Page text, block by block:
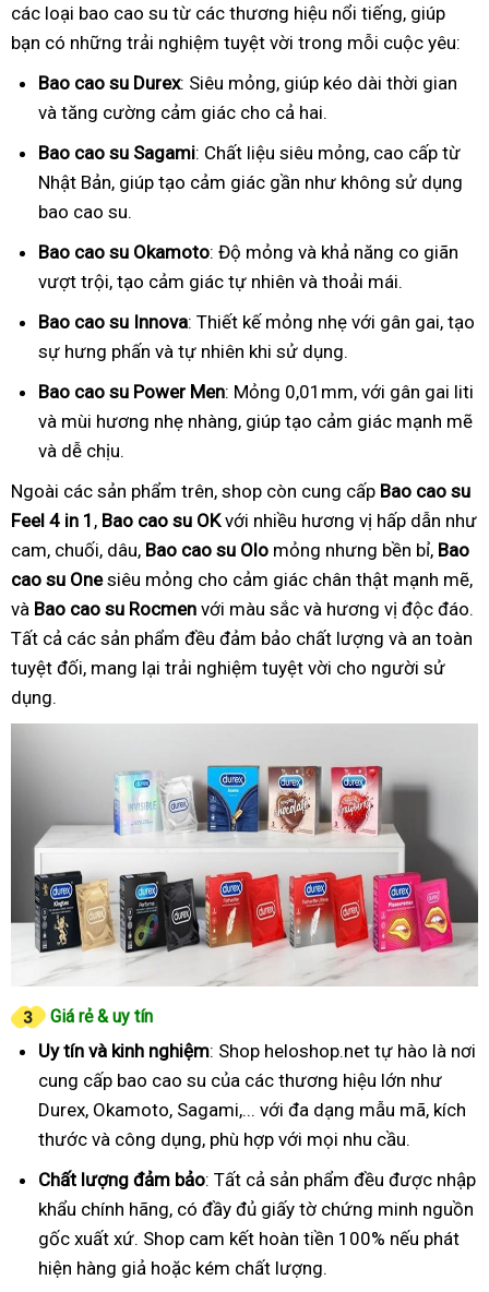
các loại bao cao su từ các thương hiệu nổi tiếng, giúp
bạn có những trải nghiệm tuyệt vời trong mỗi cuộc yêu:
Bao cao su Durex: Siêu mỏng, giúp kéo dài thời gian
và tăng cường cảm giác cho cả hai.
Bao cao su Sagami: Chất liệu siêu mỏng, cao cấp từ
Nhật Bản, giúp tạo cảm giác gần như không sử dụng
bao cao su.
Bao cao su Okamoto: Độ mỏng và khả năng co giãn
vượt trội, tạo cảm giác tự nhiên và thoải mái.
Bao cao su Innova: Thiết kế mỏng nhẹ với gân gai, tạo
sự hưng phấn và tự nhiên khi sử dụng.
Bao cao su Power Men: Mỏng 0,01mm, với gân gai liti
và mùi hương nhẹ nhàng, giúp tạo cảm giác mạnh mẽ
và dễ chịu.
Ngoài các sản phẩm trên, shop còn cung cấp Bao cao su
Feel 4 in 1 , Bao cao su OKvới nhiều hương vị hấp dẫn như
cam, chuối, dâu, Bao cao su Olo mỏng nhưng bền bỉ, Bao
cao su Onesiêu mỏng cho cảm giác chân thật mạnh mẽ,
và Bao cao su Rocmen với màu sắc và hương vị độc đáo.
Tất cả các sản phẩm đều đảm bảo chất lượng và an toàn
tuyệt đối, mang lại trải nghiệm tuyệt vời cho người sử
dụng.
Giá rẻ & uy tín
Uy tín và kinh nghiệm: Shop heloshop.net tự hào là nơi
cung cấp bao cao su của các thương hiệu lớn như
Durex, Okamoto, Sagami,... với đa dạng mẫu mã, kích
thước và công dụng, phù hợp với mọi nhu cầu.
Chất lượng đảm bảo: Tất cả sản phẩm đều được nhập
khẩu chính hãng, có đầy đủ giấy tờ chứng minh nguồn
gốc xuất xứ. Shop cam kết hoàn tiền 100% nếu phát
hiện hàng giả hoặc kém chất lượng.